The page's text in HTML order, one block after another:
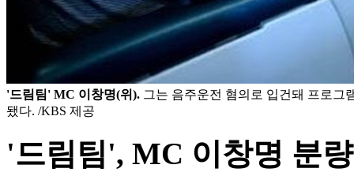
'드림팀' MC 이창명(위). 그는 음주운전 혐의로 입건돼 프로그
됐다. /KBS 제공
'드림팀', MC 이창명 분